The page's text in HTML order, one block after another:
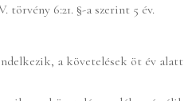
törvény 6:21. §-a szerint 5 év.
a követelések öt év alatt